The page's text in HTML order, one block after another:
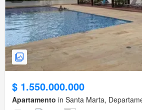
$ 1.550.000.000
Apartamento in Santa Marta,